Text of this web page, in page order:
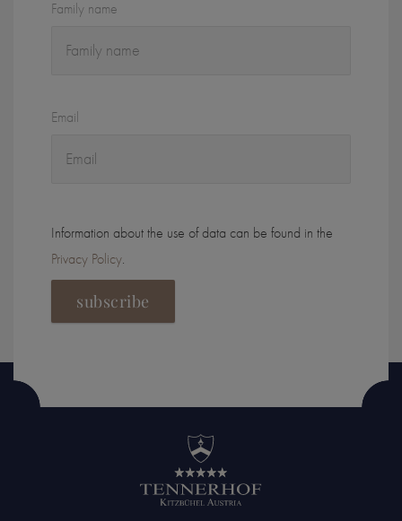
Family name
Email
Information about the use of data can be found in the
Privacy Policy.
subscribe